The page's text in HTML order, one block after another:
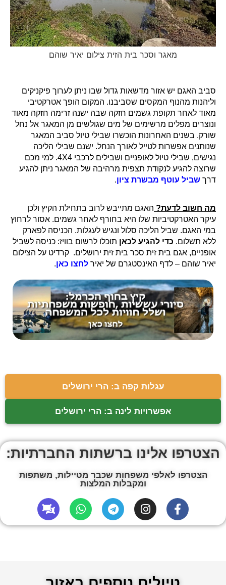
מאגר וסכר בית הזית צילום יאיר שוהם
סביב האגם יש אזור מדשאות גדול שבו ניתן לערוך פיקניקים
וליהנות מהנוף המקסים שסביבנו. המקום הופך אטרקטיבי
מאוד לאחר תקופת גשמים חזקה שבה ישנה זרימה חזקה מאוד
ונוצרים מפלים מרשימים של מים שגולשים מן המאגר אל נחל
שורק. בשנים האחרונות הוכשרו שבילי טיול סביב המאגר
שנותנים אפשרות לטייל לאורך הנחל. ישנם שבילי הליכה
נגישים, שבילי טיול לאופניים ושבילים לרכבי 4X4. למי מכם
שרוצה להגיע לנקודת תצפית מרהיבה של המאגר ניתן להגיע
דרך שביל עוטף מבשרת ציון.
מה חשוב לדעת? האגם מתייבש לרוב בתחילת הקיץ ולכן
עיקר האטרקטיביות שלו היא בחורף לאחר גשמים. אסור לרחוץ
במי האגם. שביל הליכה סלול ונגיש לעגלות. הכניסה לפארק
ללא תשלום. כדי להגיע לכאן תוכלו לרשום בוויז: כניסה לשביל
אופניים, אגם בית זית סכר בית זית ירושלים. קרדיט על הצילום
יאיר שוהם – לדף האינסטגרם של יאיר לחצו כאן.
עגלות קפה ב: הרי ירושלים
אפשרויות לינה ב: הרי ירושלים
הצטרפו אלינו ברשתות החברתיות:
הצטרפו לאלפי משפחות שכבר מטיילות, משתפות
ומקבלות המלצות